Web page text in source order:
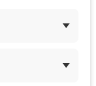
júna do hĺbky